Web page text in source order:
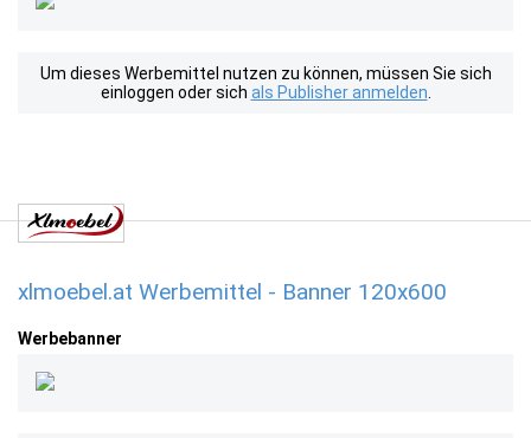
Um dieses Werbemittel nutzen zu können, müssen Sie sich
einloggen oder sich als Publisher anmelden
xlmoebel.at Werbemittel - Banner 120x600
Werbebanner